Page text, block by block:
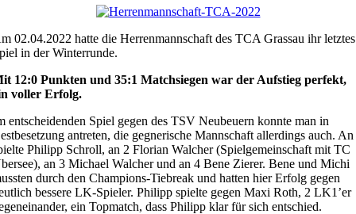
02.04.2022 hatte die Herrenmannschaft des TCA Grassau ihr letztes
in der Winterrunde.
12:0 Punkten und 35:1 Matchsiegen war der Aufstieg perfekt,
voller Erfolg.
entscheidenden Spiel gegen des TSV Neubeuern konnte man in
antreten, die gegnerische Mannschaft allerdings auch.
Philipp Schroll, an 2 Florian Walcher (Spielgemeinschaft mit TC
an 3 Michael Walcher und an 4 Bene Zierer. Bene und Michi
durch den Champions-Tiebreak und hatten hier Erfolg gegen
bessere LK-Spieler. Philipp spielte gegen Maxi Roth, 2 LK1’er
ein Topmatch, dass Philipp klar für sich entschied.